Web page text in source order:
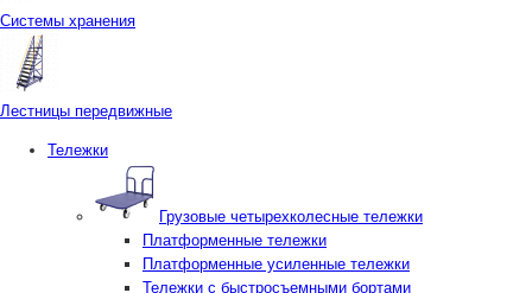
Системы хранения
Лестницы передвижные
Тележки
Грузовые четырехколесные тележки
Платформенные тележки
Платформенные усиленные тележки
Тележки с быстросъемными бортами